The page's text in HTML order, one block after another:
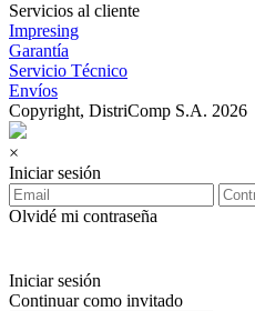
Servicios al cliente
Impresing
Garantía
Servicio Técnico
Envíos
Copyright, DistriComp S.A. 2026
×
Iniciar sesión
Olvidé mi contraseña
Iniciar sesión
Continuar como invitado